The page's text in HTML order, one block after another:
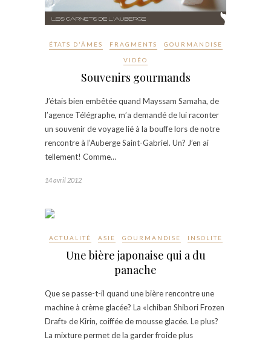
ÉTATS D'ÂMES FRAGMENTS GOURMANDISE
VIDÉO
Souvenirs gourmands
J’étais bien embêtée quand Mayssam Samaha, de
l’agence Télégraphe, m’a demandé de lui raconter
un souvenir de voyage lié à la bouffe lors de notre
rencontre à l’Auberge Saint-Gabriel. Un? J’en ai
tellement! Comme…
14 avril 2012
ACTUALITÉ ASIE GOURMANDISE INSOLITE
Une bière japonaise qui a du
panache
Que se passe-t-il quand une bière rencontre une
machine à crème glacée? La «Ichiban Shibori Frozen
Draft» de Kirin, coiffée de mousse glacée. Le plus?
La mixture permet de la garder froide plus